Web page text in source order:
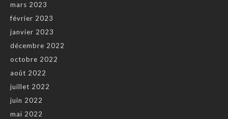
mars 2023
février 2023
janvier 2023
décembre 2022
octobre 2022
août 2022
juillet 2022
juin 2022
mai 2022